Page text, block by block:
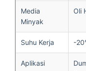
Media
Minyak
Oli
Suhu Kerja -
Aplikasi